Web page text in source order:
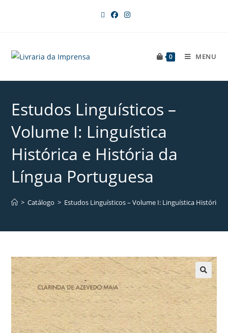
0 MENU
Estudos Linguísticos –
Volume I: Linguística
Histórica e História da
Língua Portuguesa
> Catálogo > Estudos Linguísticos – Volume I: Linguística Histórica